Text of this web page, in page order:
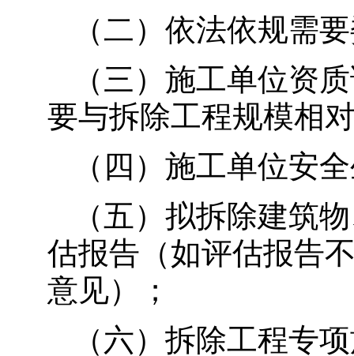
（二）依法依规需
（三）施工单位资
要与拆除工程规模相
（四）施工单位安
（五）拟拆除建筑
估报告（如评估报告
意见）；
（六）拆除工程专